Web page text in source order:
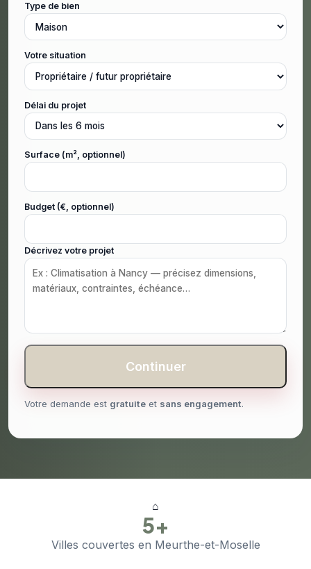
Type de bien
Votre situation
Délai du projet
Surface (m², optionnel)
Budget (€, optionnel)
Décrivez votre projet
Continuer
Votre demande est gratuite et sans engagement.
⌂
5+
Villes couvertes en Meurthe-et-Moselle